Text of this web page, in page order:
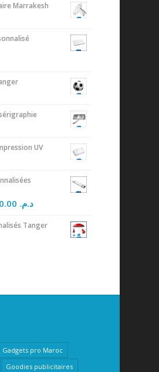
Marrakesh
UV
د.م.
Tanger
Gadgets pro Maroc
Goodies publicitaires